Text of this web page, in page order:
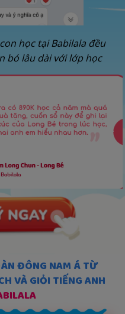
học tại Babilala đều
bó lâu dài với lớp học
ĐÔNG NAM Á TỪ
VÀ GIỎI TIẾNG ANH